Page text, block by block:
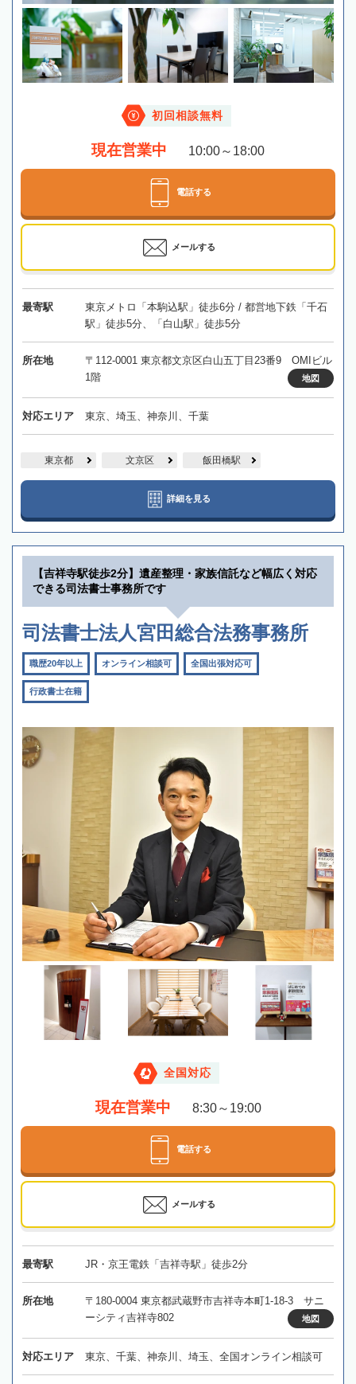
初回相談無料
現在営業中 10:00～18:00
電話する
メールする
最寄駅
東京メトロ「本駒込駅」徒歩6分 / 都営地下鉄「千石
駅」徒歩5分、「白山駅」徒歩5分
所在地
〒112-0001 東京都文京区白山五丁目23番9 OMIビル
1階
地図
対応エリア 東京、埼玉、神奈川、千葉
東京都 文京区 飯田橋駅
詳細を見る
【吉祥寺駅徒歩2分】遺産整理・家族信託など幅広く対応
できる司法書士事務所です
司法書士法人宮田総合法務事務所
職歴20年以上 オンライン相談可 全国出張対応可
行政書士在籍
全国対応
現在営業中 8:30～19:00
電話する
メールする
最寄駅 JR・京王電鉄「吉祥寺駅」徒歩2分
所在地
〒180-0004 東京都武蔵野市吉祥寺本町1-18-3 サニ
ーシティ吉祥寺802
地図
対応エリア 東京、千葉、神奈川、埼玉、全国オンライン相談可